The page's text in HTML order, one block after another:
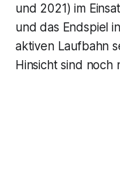
und 2021) im
und das Endspiel
aktiven Laufbahn
Hinsicht sind noch